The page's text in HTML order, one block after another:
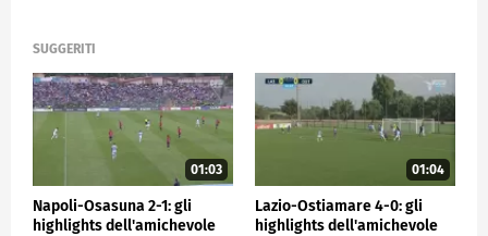
SUGGERITI
01:03
Napoli-Osasuna 2-1: gli
highlights dell'amichevole
01:04
Lazio-Ostiamare 4-0: gli
highlights dell'amichevole